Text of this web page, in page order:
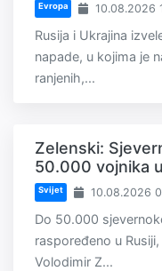
Evropa 10.08.2026
Rusija i Ukrajina
napade, u kojima je
ranjenih,...
Zelenski:
50.000 vojnika
Svijet 10.08.2026
Do 50.000
raspoređeno u
Volodimir Z...